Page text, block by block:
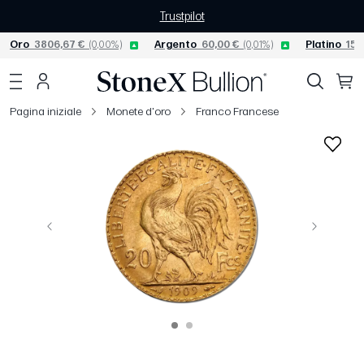
Trustpilot
Oro 3806,67 € (0,00%) Argento 60,00 € (0,01%) Platino
Pagina iniziale Monete d'oro Franco Francese
Precedente Avanti